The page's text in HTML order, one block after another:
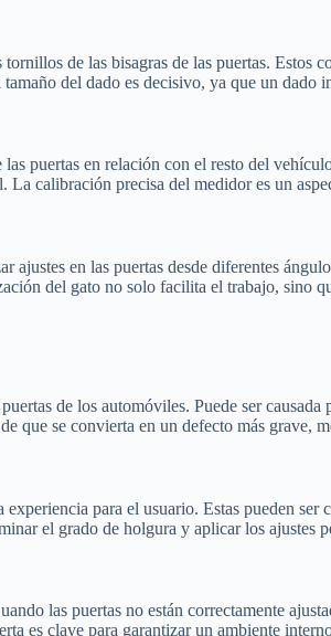
de las bisagras de las puertas.
del dado es decisivo, ya que un dado
puertas en relación con el resto del
calibración precisa del medidor es un
en las puertas desde diferentes
del gato no solo facilita el trabajo, sino
de los automóviles. Puede ser
que se convierta en un defecto más grave,
para el usuario. Estas pueden
el grado de holgura y aplicar los ajustes
las puertas no están correctamente
es clave para garantizar un ambiente